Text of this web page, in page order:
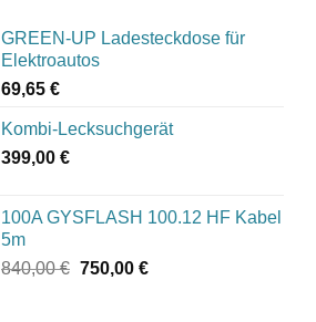
GREEN-UP Ladesteckdose für
Elektroautos
69,65 €
Kombi-Lecksuchgerät
399,00 €
100A GYSFLASH 100.12 HF Kabel
5m
840,00€ Ursprünglicher
750,00 €Aktueller